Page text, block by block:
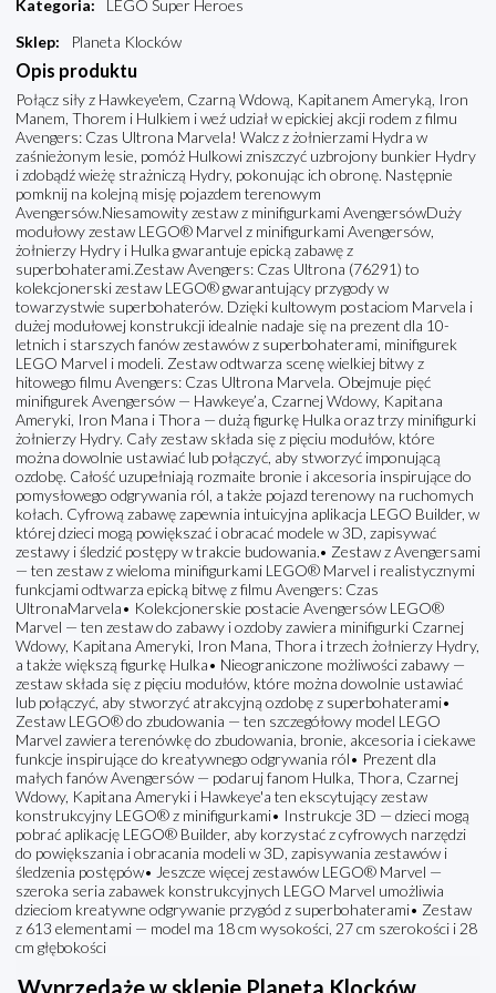
Kategoria:
LEGO Super Heroes
Sklep: Planeta Klocków
Opis produktu
Połącz siły z Hawkeye'em, Czarną Wdową, Kapitanem Ameryką, Iron
Manem, Thorem i Hulkiem i weź udział w epickiej akcji rodem z filmu
Avengers: Czas Ultrona Marvela! Walcz z żołnierzami Hydra w
zaśnieżonym lesie, pomóż Hulkowi zniszczyć uzbrojony bunkier Hydry
i zdobądź wieżę strażniczą Hydry, pokonując ich obronę. Następnie
pomknij na kolejną misję pojazdem terenowym
Avengersów.Niesamowity zestaw z minifigurkami AvengersówDuży
modułowy zestaw LEGO® Marvel z minifigurkami Avengersów,
żołnierzy Hydry i Hulka gwarantuje epicką zabawę z
superbohaterami.Zestaw Avengers: Czas Ultrona (76291) to
kolekcjonerski zestaw LEGO® gwarantujący przygody w
towarzystwie superbohaterów. Dzięki kultowym postaciom Marvela i
dużej modułowej konstrukcji idealnie nadaje się na prezent dla 10-
letnich i starszych fanów zestawów z superbohaterami, minifigurek
LEGO Marvel i modeli. Zestaw odtwarza scenę wielkiej bitwy z
hitowego filmu Avengers: Czas Ultrona Marvela. Obejmuje pięć
minifigurek Avengersów — Hawkeye’a, Czarnej Wdowy, Kapitana
Ameryki, Iron Mana i Thora — dużą figurkę Hulka oraz trzy minifigurki
żołnierzy Hydry. Cały zestaw składa się z pięciu modułów, które
można dowolnie ustawiać lub połączyć, aby stworzyć imponującą
ozdobę. Całość uzupełniają rozmaite bronie i akcesoria inspirujące do
pomysłowego odgrywania ról, a także pojazd terenowy na ruchomych
kołach. Cyfrową zabawę zapewnia intuicyjna aplikacja LEGO Builder, w
której dzieci mogą powiększać i obracać modele w 3D, zapisywać
zestawy i śledzić postępy w trakcie budowania.• Zestaw z Avengersami
— ten zestaw z wieloma minifigurkami LEGO® Marvel i realistycznymi
funkcjami odtwarza epicką bitwę z filmu Avengers: Czas
UltronaMarvela• Kolekcjonerskie postacie Avengersów LEGO®
Marvel — ten zestaw do zabawy i ozdoby zawiera minifigurki Czarnej
Wdowy, Kapitana Ameryki, Iron Mana, Thora i trzech żołnierzy Hydry,
a także większą figurkę Hulka• Nieograniczone możliwości zabawy —
zestaw składa się z pięciu modułów, które można dowolnie ustawiać
lub połączyć, aby stworzyć atrakcyjną ozdobę z superbohaterami•
Zestaw LEGO® do zbudowania — ten szczegółowy model LEGO
Marvel zawiera terenówkę do zbudowania, bronie, akcesoria i ciekawe
funkcje inspirujące do kreatywnego odgrywania ról• Prezent dla
małych fanów Avengersów — podaruj fanom Hulka, Thora, Czarnej
Wdowy, Kapitana Ameryki i Hawkeye'a ten ekscytujący zestaw
konstrukcyjny LEGO® z minifigurkami• Instrukcje 3D — dzieci mogą
pobrać aplikację LEGO® Builder, aby korzystać z cyfrowych narzędzi
do powiększania i obracania modeli w 3D, zapisywania zestawów i
śledzenia postępów• Jeszcze więcej zestawów LEGO® Marvel —
szeroka seria zabawek konstrukcyjnych LEGO Marvel umożliwia
dzieciom kreatywne odgrywanie przygód z superbohaterami• Zestaw
z 613 elementami — model ma 18 cm wysokości, 27 cm szerokości i 28
cm głębokości
Wyprzedaże w sklepie Planeta Klocków